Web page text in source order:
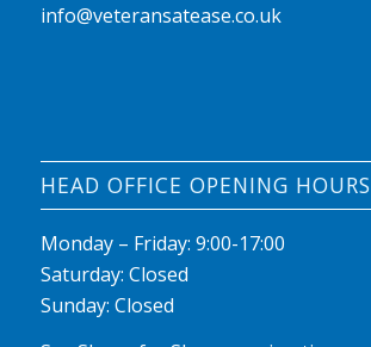
info@veteransatease.co.uk
HEAD OFFICE OPENING HOURS
Monday – Friday: 9:00-17:00
Saturday: Closed
Sunday: Closed